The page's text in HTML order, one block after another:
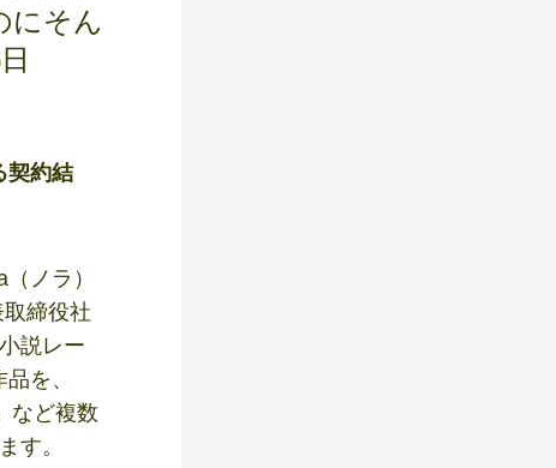
にそん
契約結
ノラ）
締役社
説レー
を、
など複数
す。